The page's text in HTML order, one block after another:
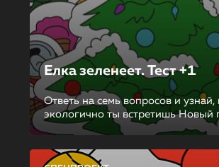
Елка зеленеет. Тест +1
Ответь на семь вопросов и узнай,
экологично ты встретишь Новый